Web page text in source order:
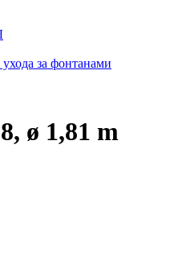
за фонтанами
ø 1,81 m